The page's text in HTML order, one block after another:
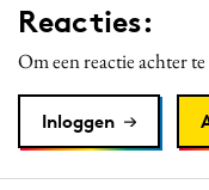
Reacties:
Om een reactie achter
Inloggen